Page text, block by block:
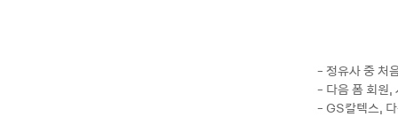
- 정유사 중 처
- 다음 폼 회원,
- GS칼텍스, 다